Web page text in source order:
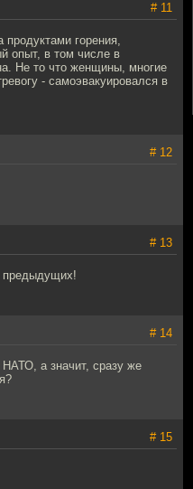
# 11
горения,
опыт, в том числе в
Не то что женщины, многие
- самоэвакуировался в
# 12
# 13
предыдущих!
# 14
а значит, сразу же
# 15